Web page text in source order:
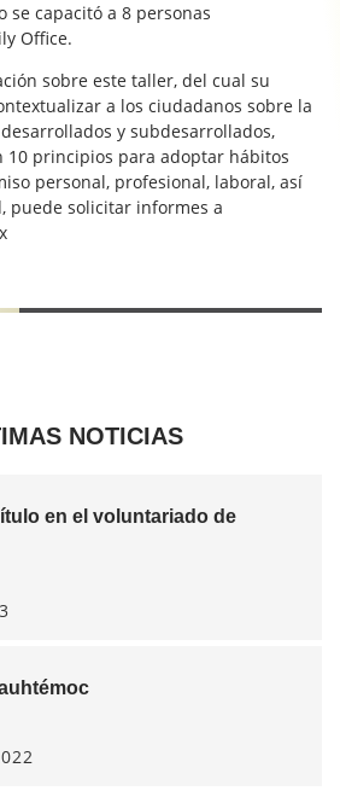
se capacitó a 8 personas
Office.
sobre este taller, del cual su
a los ciudadanos sobre la
y subdesarrollados,
10 principios para adoptar hábitos
personal, profesional, laboral, así
puede solicitar informes a
NOTICIAS
en el voluntariado de